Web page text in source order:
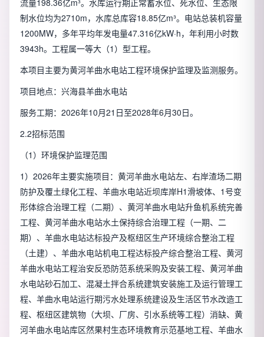
流量198.36亿m³。水库运行期正常蓄水位、死水位、生态限
制水位均为2710m，水库总库容18.85亿m³。电站总装机容量
1200MW，多年平均年发电量47.316亿kW·h，年利用小时数
3943h。工程属一等大（1）型工程。
本项目主要为黄河羊曲水电站工程环境保护监理及监测服务。
项目地点：兴海县羊曲水电站
服务工期：2026年10月21日至2028年6月30日。
2.2招标范围
（1）环境保护监理范围
1）2026年主要实施项目：黄河羊曲水电站左、右岸渣场二期
防护及覆土绿化工程、羊曲水电站近坝库岸H1滑坡体、1号变
形体综合治理工程（二期）、黄河羊曲水电站升鱼机系统完善
工程、黄河羊曲水电站水土保持综合治理工程（一期、二
期）、羊曲水电站达标投产及枢纽区生产环境综合整治工程
（土建）、羊曲水电站机电工程达标投产综合整治工程、黄河
羊曲水电站工程治安反恐防范系统采购及安装工程、黄河羊曲
水电站砂石加工、混凝土拌合系统建筑安装施工及运行管理工
程、羊曲水电站运行期污水处理系统建设及生活区节水改造工
程、枢纽区建筑物（大坝、厂房、引水系统等工程）消缺、黄
河羊曲水电站库区然果村生态环境教育示范基地工程、羊曲水